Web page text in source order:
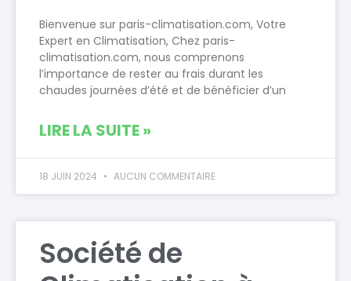
Bienvenue sur paris-climatisation.com, Votre
Expert en Climatisation, Chez paris-
climatisation.com, nous comprenons
l’importance de rester au frais durant les
chaudes journées d’été et de bénéficier d’un
LIRE LA SUITE »
18 JUIN 2024 AUCUN COMMENTAIRE
Société de